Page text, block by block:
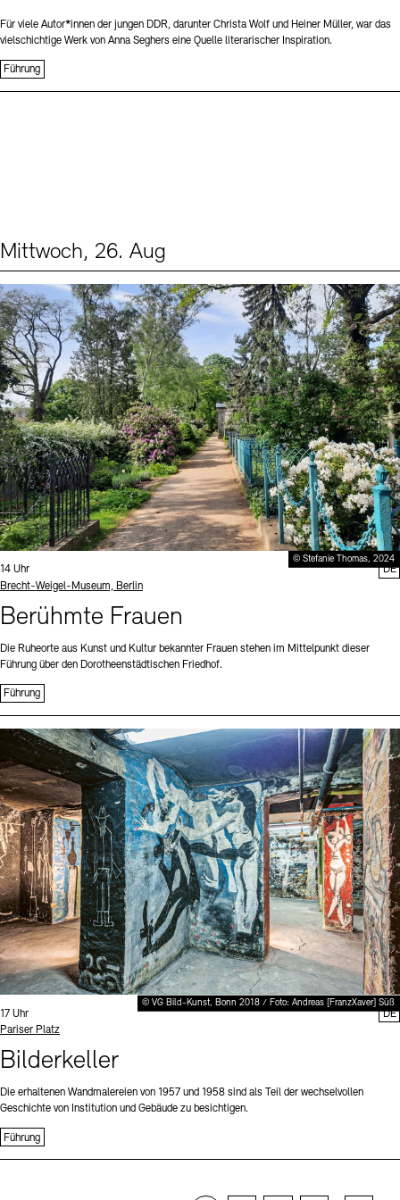
Für viele Autor*innen der jungen DDR, darunter Christa Wolf und Heiner Müller, war das
vielschichtige Werk von Anna Seghers eine Quelle literarischer Inspiration.
Führung
Mittwoch, 26. Aug
© Stefanie Thomas, 2024
Uhrzeit:
14 Uhr
Standort
Brecht-Weigel-Museum, Berlin
Berühmte Frauen
Die Ruheorte aus Kunst und Kultur bekannter Frauen stehen im Mittelpunkt dieser
Führung über den Dorotheenstädtischen Friedhof.
Führung
DE
© VG Bild-Kunst, Bonn 2018 / Foto: Andreas [FranzXaver] Süß
Uhrzeit:
17 Uhr
Standort
Pariser Platz
Bilderkeller
Die erhaltenen Wandmalereien von 1957 und 1958 sind als Teil der wechselvollen
Geschichte von Institution und Gebäude zu besichtigen.
Führung
DE